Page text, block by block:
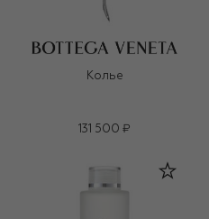
Колье
131 500 ₽